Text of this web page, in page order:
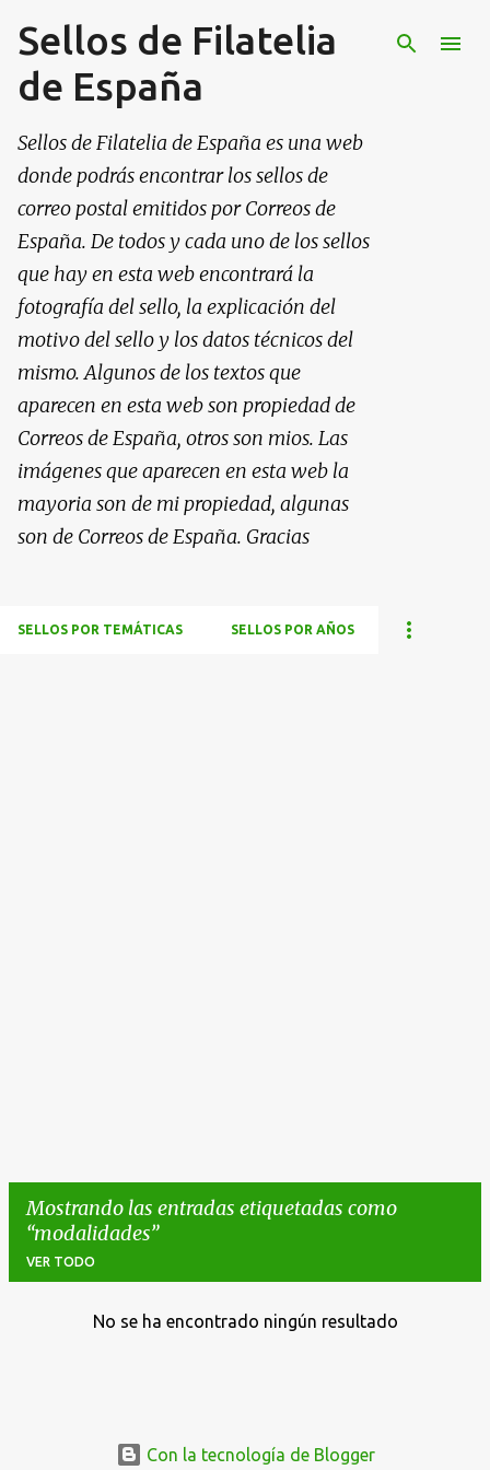
Ir al contenido principal
Sellos de Filatelia
de España
Sellos de Filatelia de España es una web
donde podrás encontrar los sellos de
correo postal emitidos por Correos de
España. De todos y cada uno de los sellos
que hay en esta web encontrará la
fotografía del sello, la explicación del
motivo del sello y los datos técnicos del
mismo. Algunos de los textos que
aparecen en esta web son propiedad de
Correos de España, otros son mios. Las
imágenes que aparecen en esta web la
mayoria son de mi propiedad, algunas
son de Correos de España. Gracias
SELLOS POR TEMÁTICAS SELLOS POR AÑOS
Mostrando las entradas etiquetadas como
modalidades
VER TODO
No se ha encontrado ningún resultado
Con la tecnología de Blogger